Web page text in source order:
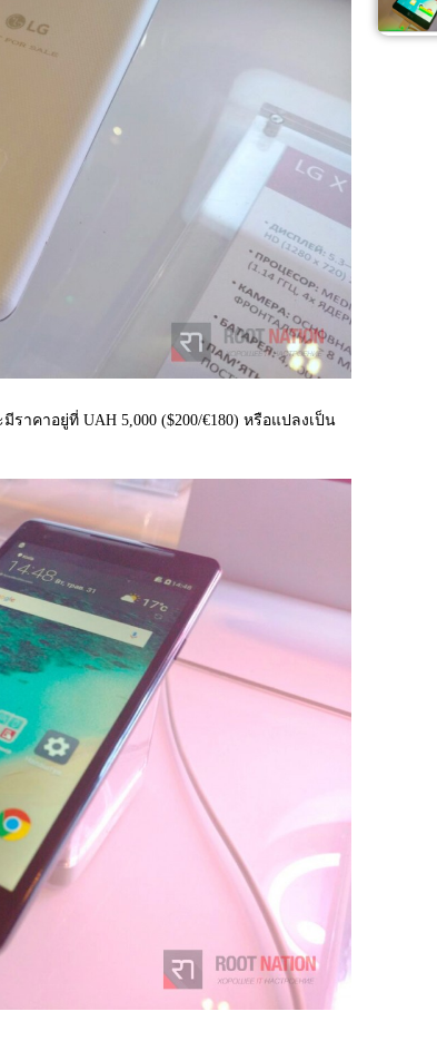
าคาอยู่ที่ UAH 5,000 ($200/€180) หรือแปลงเป็น